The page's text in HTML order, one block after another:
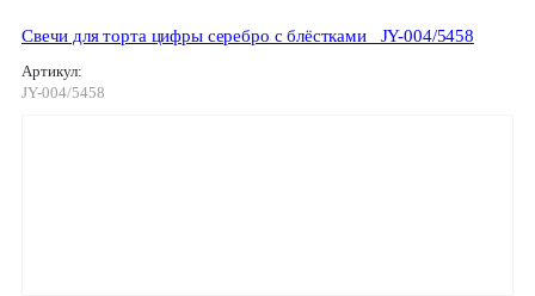
Свечи для торта цифры серебро с блёстками _JY-004/5458
Артикул:
JY-004/5458